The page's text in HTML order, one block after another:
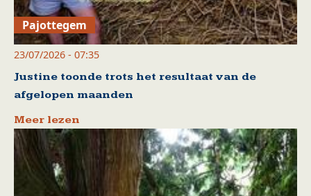
Pajottegem
23/07/2026 - 07:35
Justine toonde trots het resultaat van de
afgelopen maanden
Meer lezen